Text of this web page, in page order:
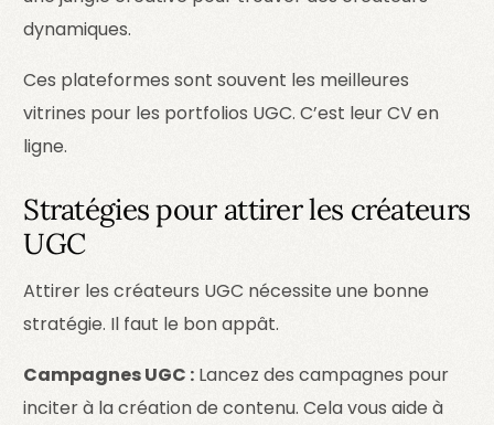
dynamiques.
Ces plateformes sont souvent les meilleures
vitrines pour les portfolios UGC. C’est leur CV en
ligne.
Stratégies pour attirer les créateurs
UGC
Attirer les créateurs UGC nécessite une bonne
stratégie. Il faut le bon appât.
Campagnes UGC : Lancez des campagnes pour
inciter à la création de contenu. Cela vous aide à